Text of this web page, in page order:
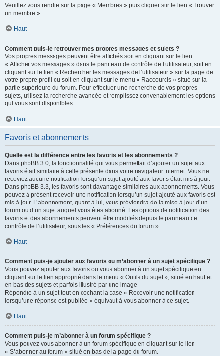
Veuillez vous rendre sur la page « Membres » puis cliquer sur le lien « Trouver
un membre ».
Haut
Comment puis-je retrouver mes propres messages et sujets ?
Vos propres messages peuvent être affichés soit en cliquant sur le lien
« Afficher vos messages » dans le panneau de contrôle de l’utilisateur, soit en
cliquant sur le lien « Rechercher les messages de l’utilisateur » sur la page de
votre propre profil ou soit en cliquant sur le menu « Raccourcis » situé sur la
partie supérieure du forum. Pour effectuer une recherche de vos propres
sujets, utilisez la recherche avancée et remplissez convenablement les options
qui vous sont disponibles.
Haut
Favoris et abonnements
Quelle est la différence entre les favoris et les abonnements ?
Dans phpBB 3.0, la fonctionnalité qui vous permettait d’ajouter un sujet aux
favoris était similaire à celle présente dans votre navigateur internet. Vous ne
receviez aucune notification lorsqu’un sujet ajouté aux favoris était mis à jour.
Dans phpBB 3.3, les favoris sont davantage similaires aux abonnements. Vous
pouvez à présent recevoir une notification lorsqu’un sujet ajouté aux favoris est
mis à jour. L’abonnement, quant à lui, vous préviendra de la mise à jour d’un
forum ou d’un sujet auquel vous êtes abonné. Les options de notification des
favoris et des abonnements peuvent être modifiés depuis le panneau de
contrôle de l’utilisateur, sous les « Préférences du forum ».
Haut
Comment puis-je ajouter aux favoris ou m’abonner à un sujet spécifique ?
Vous pouvez ajouter aux favoris ou vous abonner à un sujet spécifique en
cliquant sur le lien approprié dans le menu « Outils du sujet », situé en haut et
en bas des sujets et parfois illustré par une image.
Répondre à un sujet tout en cochant la case « Recevoir une notification
lorsqu’une réponse est publiée » équivaut à vous abonner à ce sujet.
Haut
Comment puis-je m’abonner à un forum spécifique ?
Vous pouvez vous abonner à un forum spécifique en cliquant sur le lien
« S’abonner au forum » situé en bas de la page du forum.